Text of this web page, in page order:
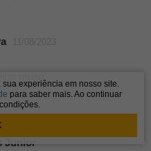
Junior
experiência em nosso site.
para saber mais. Ao continuar